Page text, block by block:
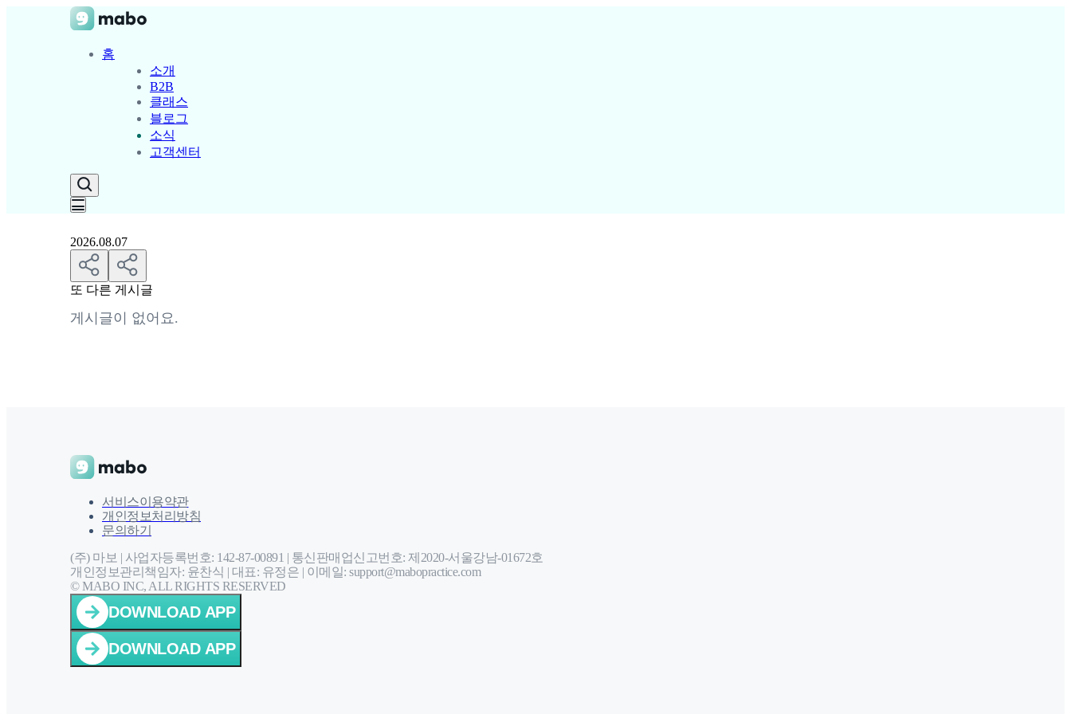
홈
소개
B2B
클래스
블로그
소식
고객센터
2026.08.07
또 다른 게시글
게시글이 없어요.
서비스이용약관
개인정보처리방침
문의하기
(주) 마보 | 사업자등록번호: 142-87-00891 | 통신판매업신고번호: 제2020-서울강남-01672호
개인정보관리책임자: 윤찬식 | 대표: 유정은 | 이메일: support@mabopractice.com
© MABO INC, ALL RIGHTS RESERVED
DOWNLOAD APP
DOWNLOAD APP